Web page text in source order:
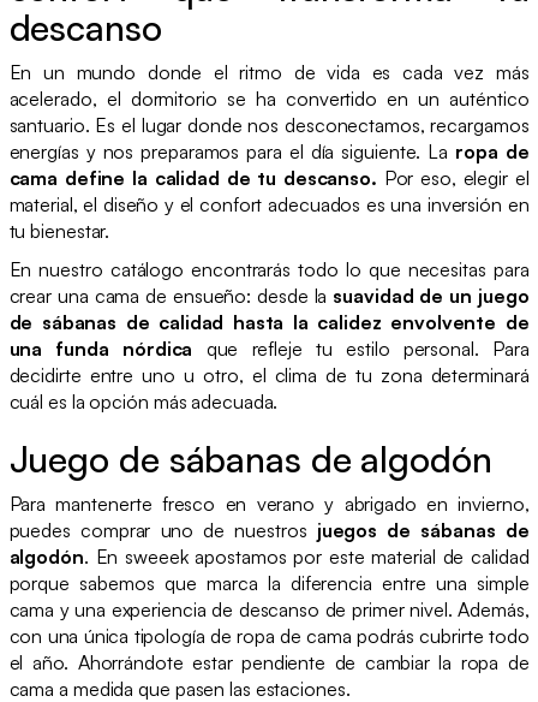
descanso
En un mundo donde el ritmo de vida es cada vez más
acelerado, el dormitorio se ha convertido en un auténtico
santuario. Es el lugar donde nos desconectamos, recargamos
energías y nos preparamos para el día siguiente. La ropa de
cama define la calidad de tu descanso. Por eso, elegir el
material, el diseño y el confort adecuados es una inversión en
tu bienestar.
En nuestro catálogo encontrarás todo lo que necesitas para
crear una cama de ensueño: desde la suavidad de un juego
de sábanas de calidad hasta la calidez envolvente de
una funda nórdica que refleje tu estilo personal. Para
decidirte entre uno u otro, el clima de tu zona determinará
cuál es la opción más adecuada.
Juego de sábanas de algodón
Para mantenerte fresco en verano y abrigado en invierno,
puedes comprar uno de nuestros juegos de sábanas de
algodón. En sweeek apostamos por este material de calidad
porque sabemos que marca la diferencia entre una simple
cama y una experiencia de descanso de primer nivel. Además,
con una única tipología de ropa de cama podrás cubrirte todo
el año. Ahorrándote estar pendiente de cambiar la ropa de
cama a medida que pasen las estaciones.